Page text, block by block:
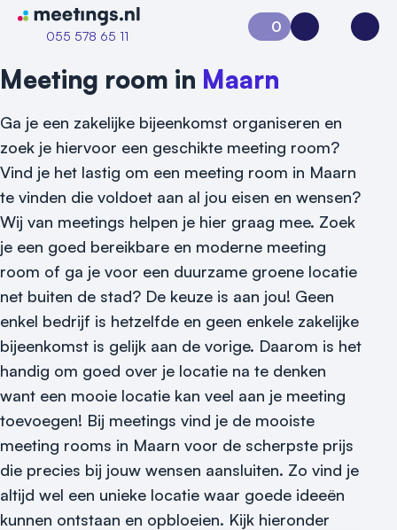
Naar home van Meetings
055 578 65 11
Vraag locatie aan
Locatiegids
Meld locatie aan
Nieuws
Reviews (5⭐️)
Contact
0
Aanvraag 0Inloggen
Meeting room in Maarn
Ga je een zakelijke bijeenkomst organiseren en
zoek je hiervoor een geschikte meeting room?
Vind je het lastig om een meeting room in Maarn
te vinden die voldoet aan al jou eisen en wensen?
Wij van meetings helpen je hier graag mee. Zoek
je een goed bereikbare en moderne meeting
room of ga je voor een duurzame groene locatie
net buiten de stad? De keuze is aan jou! Geen
enkel bedrijf is hetzelfde en geen enkele zakelijke
bijeenkomst is gelijk aan de vorige. Daarom is het
handig om goed over je locatie na te denken
want een mooie locatie kan veel aan je meeting
toevoegen! Bij meetings vind je de mooiste
meeting rooms in Maarn voor de scherpste prijs
die precies bij jouw wensen aansluiten. Zo vind je
altijd wel een unieke locatie waar goede ideeën
kunnen ontstaan en opbloeien. Kijk hieronder